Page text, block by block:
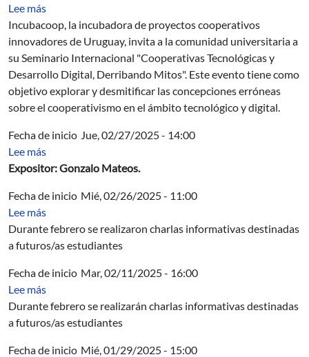
Lee mássobre Seminario Internacional "Cooperativas
Incubacoop, la incubadora de proyectos cooperativos
innovadores de Uruguay, invita a la comunidad universitaria a
su Seminario Internacional "Cooperativas Tecnológicas y
Desarrollo Digital, Derribando Mitos". Este evento tiene como
objetivo explorar y desmitificar las concepciones erróneas
sobre el cooperativismo en el ámbito tecnológico y digital.
Fecha de inicio Jue, 02/27/2025 - 14:00
Lee mássobre Concomitant Linear DAG Estimation
Expositor: Gonzalo Mateos.
Fecha de inicio Mié, 02/26/2025 - 11:00
Lee mássobre Charla informativa sobre el Perfil Hidráulico
Durante febrero se realizaron charlas informativas destinadas
a futuros/as estudiantes
Fecha de inicio Mar, 02/11/2025 - 16:00
Lee mássobre Charlas informativas sobre el Perfil Hidráulico
Durante febrero se realizarán charlas informativas destinadas
a futuros/as estudiantes
Fecha de inicio Mié, 01/29/2025 - 15:00